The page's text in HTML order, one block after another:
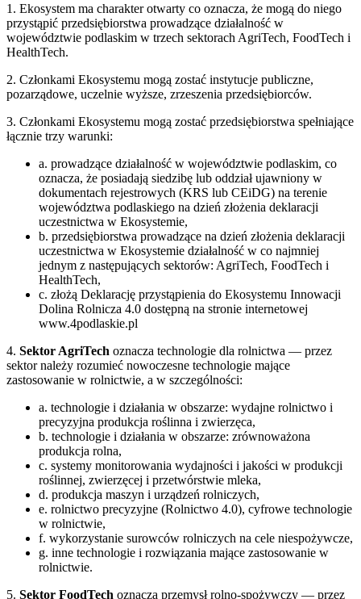
1. Ekosystem ma charakter otwarty co oznacza, że mogą do niego
przystąpić przedsiębiorstwa prowadzące działalność w
województwie podlaskim w trzech sektorach AgriTech, FoodTech i
HealthTech.
2. Członkami Ekosystemu mogą zostać instytucje publiczne,
pozarządowe, uczelnie wyższe, zrzeszenia przedsiębiorców.
3. Członkami Ekosystemu mogą zostać przedsiębiorstwa spełniające
łącznie trzy warunki:
a. prowadzące działalność w województwie podlaskim, co
oznacza, że posiadają siedzibę lub oddział ujawniony w
dokumentach rejestrowych (KRS lub CEiDG) na terenie
województwa podlaskiego na dzień złożenia deklaracji
uczestnictwa w Ekosystemie,
b. przedsiębiorstwa prowadzące na dzień złożenia deklaracji
uczestnictwa w Ekosystemie działalność w co najmniej
jednym z następujących sektorów: AgriTech, FoodTech i
HealthTech,
c. złożą Deklarację przystąpienia do Ekosystemu Innowacji
Dolina Rolnicza 4.0 dostępną na stronie internetowej
www.4podlaskie.pl
4. Sektor AgriTech oznacza technologie dla rolnictwa — przez
sektor należy rozumieć nowoczesne technologie mające
zastosowanie w rolnictwie, a w szczególności:
a. technologie i działania w obszarze: wydajne rolnictwo i
precyzyjna produkcja roślinna i zwierzęca,
b. technologie i działania w obszarze: zrównoważona
produkcja rolna,
c. systemy monitorowania wydajności i jakości w produkcji
roślinnej, zwierzęcej i przetwórstwie mleka,
d. produkcja maszyn i urządzeń rolniczych,
e. rolnictwo precyzyjne (Rolnictwo 4.0), cyfrowe technologie
w rolnictwie,
f. wykorzystanie surowców rolniczych na cele niespożywcze,
g. inne technologie i rozwiązania mające zastosowanie w
rolnictwie.
5. Sektor FoodTech oznacza przemysł rolno-spożywczy — przez